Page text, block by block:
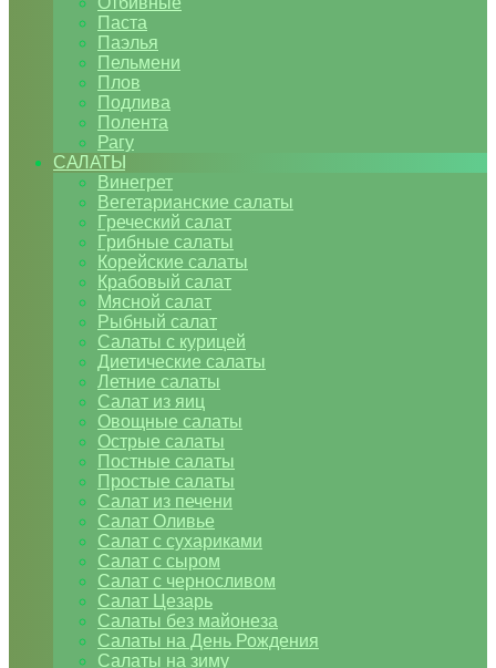
Паста
Паэлья
Пельмени
Плов
Подлива
Полента
Рагу
САЛАТЫ
Винегрет
Вегетарианские салаты
Греческий салат
Грибные салаты
Корейские салаты
Крабовый салат
Мясной салат
Рыбный салат
Салаты с курицей
Диетические салаты
Летние салаты
Салат из яиц
Овощные салаты
Острые салаты
Постные салаты
Простые салаты
Салат из печени
Салат Оливье
Салат с сухариками
Салат с сыром
Салат с черносливом
Салат Цезарь
Салаты без майонеза
Салаты на День Рождения
Салаты на зиму